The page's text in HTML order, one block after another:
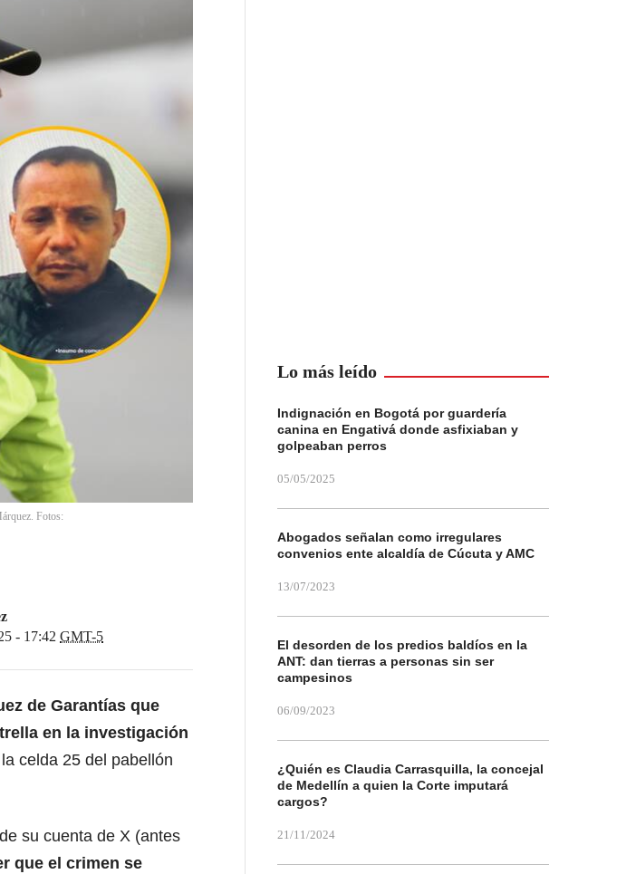
Fotos:
- 17:42 GMT-5
de Garantías que
en la investigación
celda 25 del pabellón
su cuenta de X (antes
que el crimen se
Lo más leído
Indignación en Bogotá por guardería
canina en Engativá donde asfixiaban y
golpeaban perros
05/05/2025
Abogados señalan como irregulares
convenios ente alcaldía de Cúcuta y AMC
13/07/2023
El desorden de los predios baldíos en la
ANT: dan tierras a personas sin ser
campesinos
06/09/2023
¿Quién es Claudia Carrasquilla, la concejal
de Medellín a quien la Corte imputará
cargos?
21/11/2024